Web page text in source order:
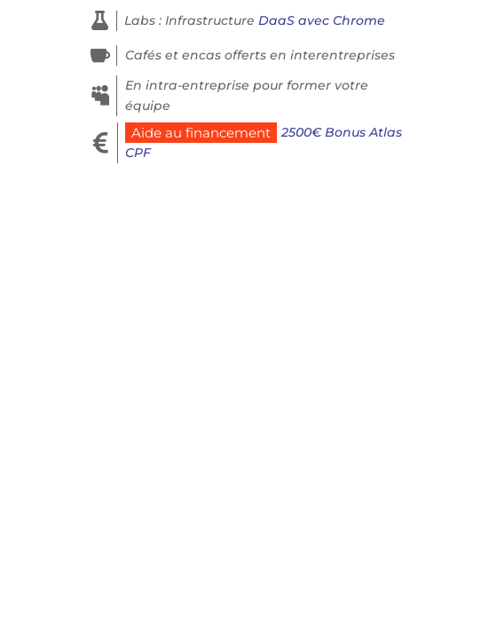
 Labs : InfrastructureDaaS avec Chrome
 Cafés et encas offerts en interentreprises

En intra-entreprise pour former votre
équipe
 Aide au financement
2500€ Bonus Atlas
CPF